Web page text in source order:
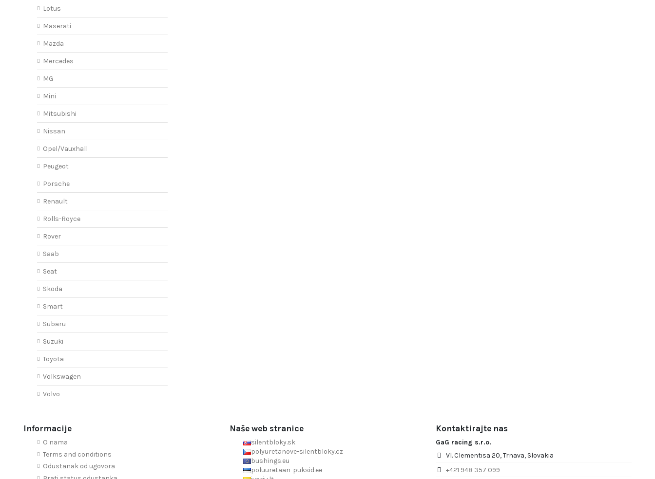
Lotus
Maserati
Mazda
Mercedes
MG
Mini
Mitsubishi
Nissan
Opel/Vauxhall
Peugeot
Porsche
Renault
Rolls-Royce
Rover
Saab
Seat
Skoda
Smart
Subaru
Suzuki
Toyota
Volkswagen
Volvo
Informacije
O nama
Terms and conditions
Odustanak od ugovora
Naše web stranice
silentbloky.sk
polyuretanove-silentbloky.cz
bushings.eu
poluuretaan-puksid.ee
Kontaktirajte nas
GaG racing s.r.o.
Vl. Clementisa 20, Trnava, Slovakia
+421 948 357 099